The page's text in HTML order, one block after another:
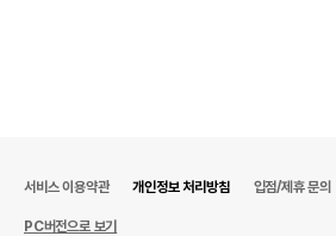
서비스 이용약관 개인정보 처리방침 입점/제휴 문의
PC버전으로 보기